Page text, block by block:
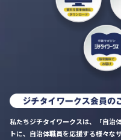
私たちジチタイワークスは、「自治
トに、自治体職員を応援する様々な